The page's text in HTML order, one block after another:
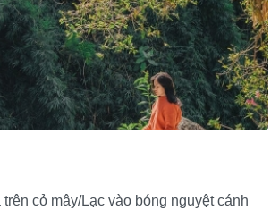
cỏ mây/Lạc vào bóng nguyệt cánh